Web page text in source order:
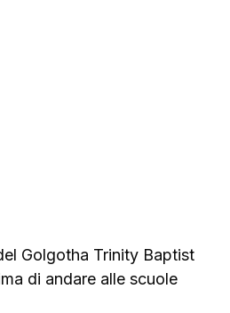
Golgotha Trinity Baptist
di andare alle scuole